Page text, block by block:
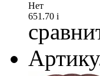
Нет
651.70 i